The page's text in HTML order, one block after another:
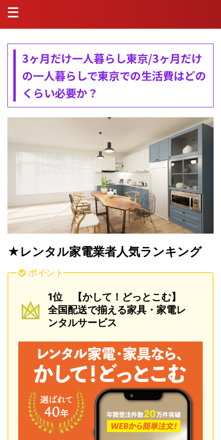
3ヶ月だけ一人暮らし東京/3ヶ月だけ
の一人暮らしで東京での生活費はどの
くらい必要か？
★レンタル家電業者人気ランキング
ポイント
1位 【かして！どっとこむ】
全国配送で揃える家具・家電レ
ンタルサービス